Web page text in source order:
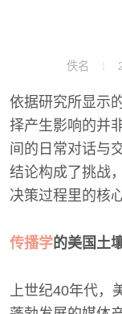
佚名
依据研究所显示
择产生影响的并
间的日常对话与
结论构成了挑战
决策过程里的核
传播学的美国土
上世纪40年代，